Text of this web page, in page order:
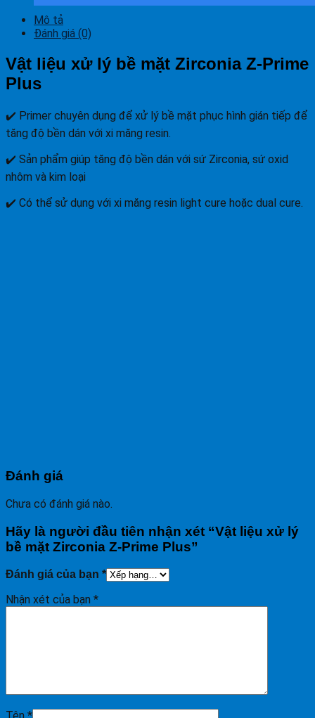
Mô tả
Đánh giá (0)
Vật liệu xử lý bề mặt Zirconia Z-Prime
Plus
✔️ Primer chuyên dụng để xử lý bề mặt phục hình gián tiếp để
tăng độ bền dán với xi măng resin.
✔️ Sản phẩm giúp tăng độ bền dán với sứ Zirconia, sứ oxid
nhôm và kim loại
✔️ Có thể sử dụng với xi măng resin light cure hoặc dual cure.
Đánh giá
Chưa có đánh giá nào.
Hãy là người đầu tiên nhận xét “Vật liệu xử lý
bề mặt Zirconia Z-Prime Plus”
Đánh giá của bạn *
Nhận xét của bạn *
Tên *